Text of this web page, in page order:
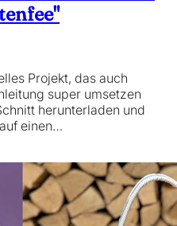
Projekt, das auch
super umsetzen
herunterladen und
einen…